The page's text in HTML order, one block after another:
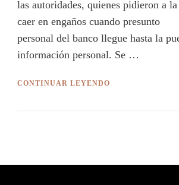
las autoridades, quienes pidieron a
caer en engaños cuando presunto
personal del banco llegue hasta la
información personal. Se …
CONTINUAR LEYENDO